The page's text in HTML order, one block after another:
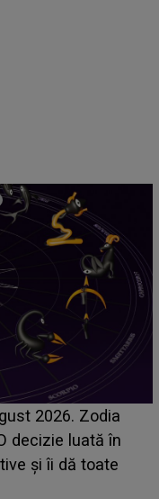
până
din Casa Iubirii
despre mama
iubesc pentru